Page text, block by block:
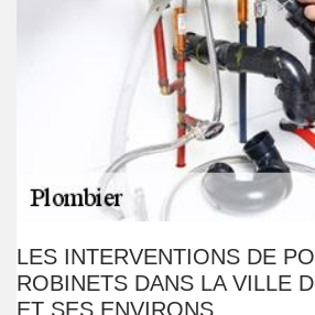
LES INTERVENTIONS DE
ROBINETS DANS LA VILLE
ET SES ENVIRONS